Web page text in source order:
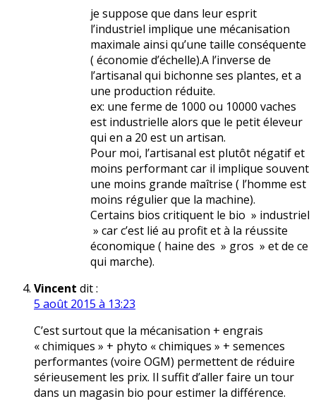
je suppose que dans leur esprit
l’industriel implique une mécanisation
maximale ainsi qu’une taille conséquente
( économie d’échelle).A l’inverse de
l’artisanal qui bichonne ses plantes, et a
une production réduite.
ex: une ferme de 1000 ou 10000 vaches
est industrielle alors que le petit éleveur
qui en a 20 est un artisan.
Pour moi, l’artisanal est plutôt négatif et
moins performant car il implique souvent
une moins grande maîtrise ( l’homme est
moins régulier que la machine).
Certains bios critiquent le bio » industriel
» car c’est lié au profit et à la réussite
économique ( haine des » gros » et de ce
qui marche).
Vincent dit :
5 août 2015 à 13:23
C’est surtout que la mécanisation + engrais
« chimiques » + phyto « chimiques » + semences
performantes (voire OGM) permettent de réduire
sérieusement les prix. Il suffit d’aller faire un tour
dans un magasin bio pour estimer la différence.